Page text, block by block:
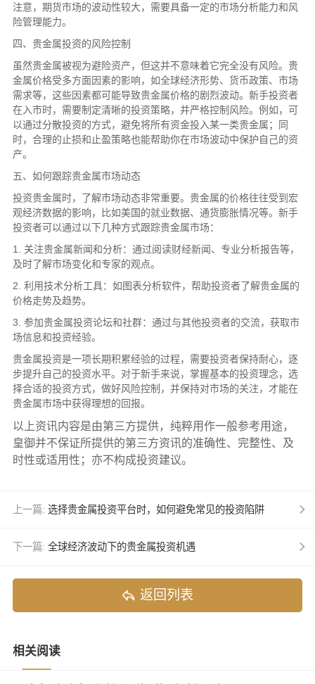
注意，期货市场的波动性较大，需要具备一定的市场分析能力和风
险管理能力。
四、贵金属投资的风险控制
虽然贵金属被视为避险资产，但这并不意味着它完全没有风险。贵
金属价格受多方面因素的影响，如全球经济形势、货币政策、市场
需求等，这些因素都可能导致贵金属价格的剧烈波动。新手投资者
在入市时，需要制定清晰的投资策略，并严格控制风险。例如，可
以通过分散投资的方式，避免将所有资金投入某一类贵金属；同
时，合理的止损和止盈策略也能帮助你在市场波动中保护自己的资
产。
五、如何跟踪贵金属市场动态
投资贵金属时，了解市场动态非常重要。贵金属的价格往往受到宏
观经济数据的影响，比如美国的就业数据、通货膨胀情况等。新手
投资者可以通过以下几种方式跟踪贵金属市场：
1. 关注贵金属新闻和分析：通过阅读财经新闻、专业分析报告等，
及时了解市场变化和专家的观点。
2. 利用技术分析工具：如图表分析软件，帮助投资者了解贵金属的
价格走势及趋势。
3. 参加贵金属投资论坛和社群：通过与其他投资者的交流，获取市
场信息和投资经验。
贵金属投资是一项长期积累经验的过程，需要投资者保持耐心，逐
步提升自己的投资水平。对于新手来说，掌握基本的投资理念，选
择合适的投资方式，做好风险控制，并保持对市场的关注，才能在
贵金属市场中获得理想的回报。
以上资讯内容是由第三方提供，纯粹用作一般参考用途，
皇御并不保证所提供的第三方资讯的准确性、完整性、及
时性或适用性；亦不构成投资建议。
上一篇: 选择贵金属投资平台时，如何避免常见的投资陷阱
下一篇: 全球经济波动下的贵金属投资机遇
返回列表
相关阅读